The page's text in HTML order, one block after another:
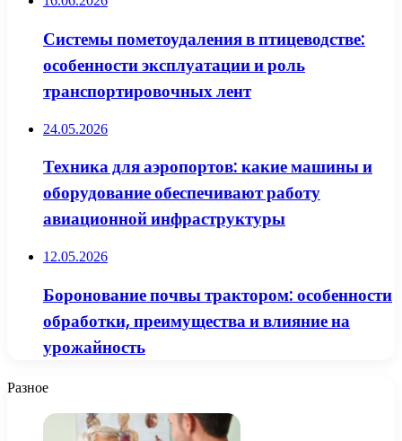
Системы пометоудаления в птицеводстве:
особенности эксплуатации и роль
транспортировочных лент
24.05.2026
Техника для аэропортов: какие машины и
оборудование обеспечивают работу
авиационной инфраструктуры
12.05.2026
Боронование почвы трактором: особенности
обработки, преимущества и влияние на
урожайность
Разное